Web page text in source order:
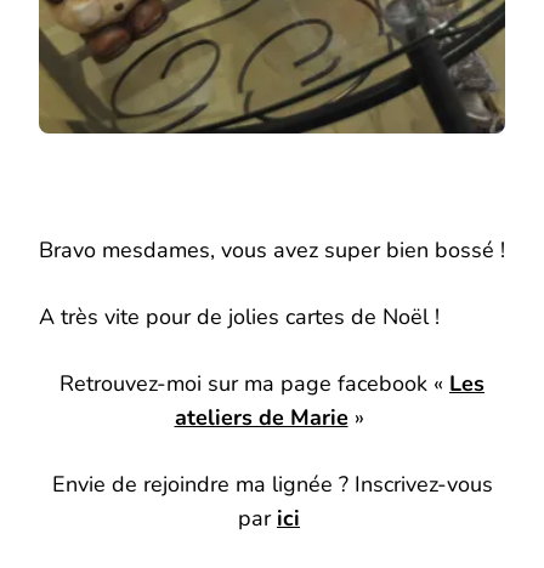
Bravo mesdames, vous avez super bien bossé !
A très vite pour de jolies cartes de Noël !
Retrouvez-moi sur ma page facebook « Les
ateliers de Marie »
Envie de rejoindre ma lignée ? Inscrivez-vous
par ici